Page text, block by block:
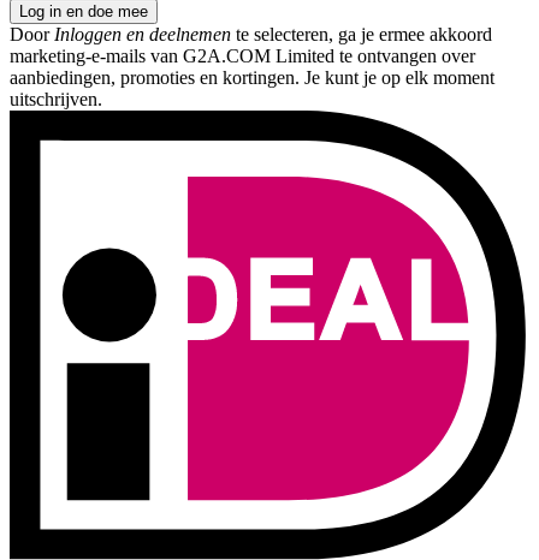
Log in en doe mee
Door Inloggen en deelnemen te selecteren, ga je ermee akkoord
marketing-e-mails van G2A.COM Limited te ontvangen over
aanbiedingen, promoties en kortingen. Je kunt je op elk moment
uitschrijven.